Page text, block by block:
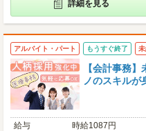
詳細を見る
アルバイト・パート もうすぐ終了
【会計事務
ノのスキルが
給与
時給1087円